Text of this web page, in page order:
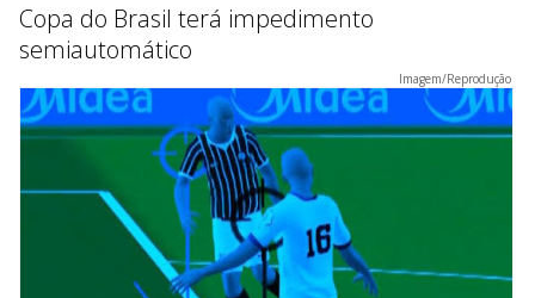
Copa do Brasil terá impedimento
semiautomático
Imagem/Reprodução